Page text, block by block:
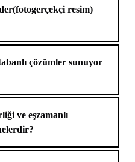
resim)
çözümler sunuyor
ve eşzamanlı